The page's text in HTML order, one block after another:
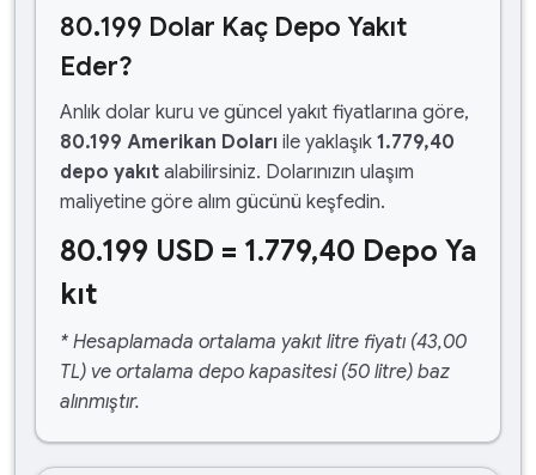
80.199 Dolar Kaç Depo Yakıt
Eder?
Anlık dolar kuru ve güncel yakıt fiyatlarına göre,
80.199 Amerikan Doları ile yaklaşık 1.779,40
depo yakıt alabilirsiniz. Dolarınızın ulaşım
maliyetine göre alım gücünü keşfedin.
80.199 USD = 1.779,40 Depo Ya
kıt
* Hesaplamada ortalama yakıt litre fiyatı (43,00
TL) ve ortalama depo kapasitesi (50 litre) baz
alınmıştır.